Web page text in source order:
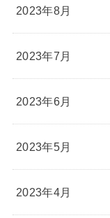
2023年8月
2023年7月
2023年6月
2023年5月
2023年4月